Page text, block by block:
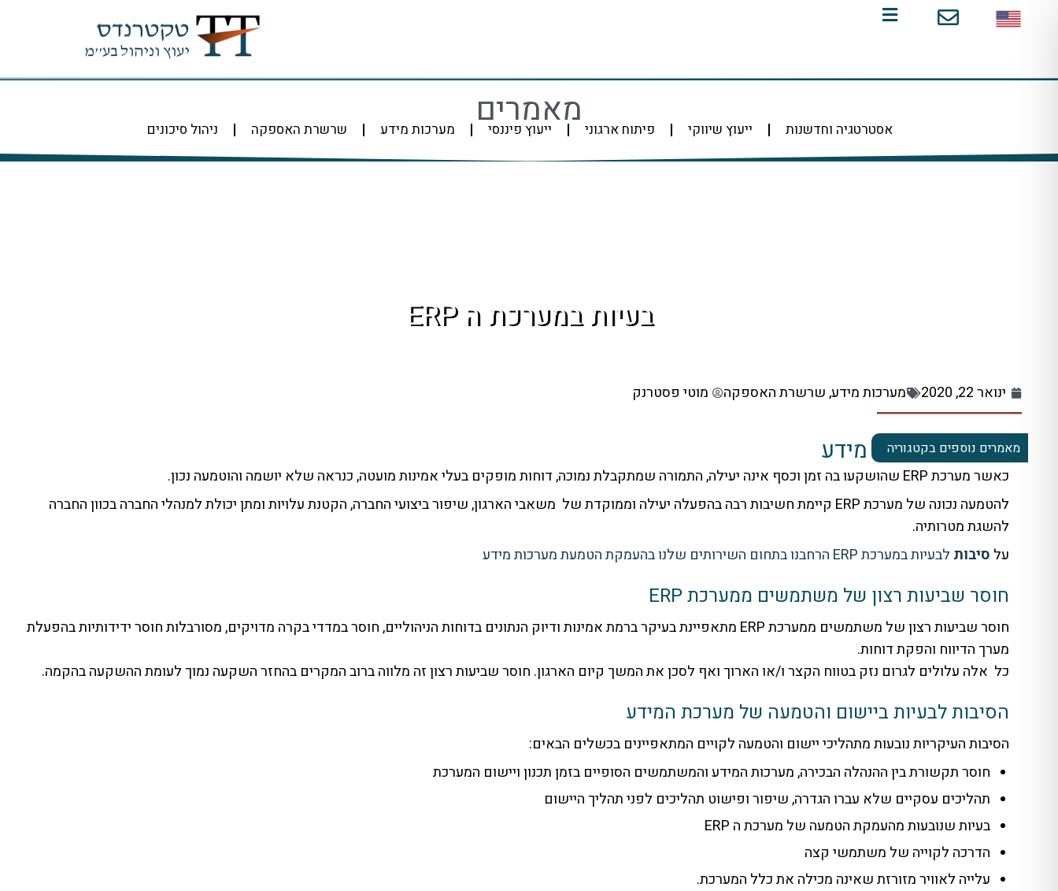
מאמרים אסטרטגיה וחדשנות ייעוץ שיווקי פיתוח ארגוני ייעוץ פיננסי מערכות מידע שרשרת האספקה ניהול סיכונים
בעיות במערכת ה ERP
ינואר 22, 2020 מערכות מידע,שרשרת האספקה מוטי פסטרנק
בעיות במערכת מידע
כאשר מערכת ERP שהושקעו בה זמן וכסף אינה יעילה, התמורה שמתקבלת נמוכה, דוחות מופקים בעלי אמינות מועטה, כנראה שלא יושמה והוטמעה נכון.
להטמעה נכונה של מערכת ERP קיימת חשיבות רבה בהפעלה יעילה וממוקדת של משאבי הארגון, שיפור ביצועי החברה, הקטנת עלויות ומתן יכולת למנהלי החברה בכוון החברה
להשגת מטרותיה.
על סיבות לבעיות במערכת ERP הרחבנו בתחום השירותים שלנו בהעמקת הטמעת מערכות מידע
חוסר שביעות רצון של משתמשים ממערכת ERP
חוסר שביעות רצון של משתמשים ממערכת ERP מתאפיינת בעיקר ברמת אמינות ודיוק הנתונים בדוחות הניהוליים, חוסר במדדי בקרה מדויקים, מסורבלות חוסר ידידותיות בהפעלת
מערך הדיווח והפקת דוחות.
כל אלה עלולים לגרום נזק בטווח הקצר ו/או הארוך ואף לסכן את המשך קיום הארגון. חוסר שביעות רצון זה מלווה ברוב המקרים בהחזר השקעה נמוך לעומת ההשקעה בהקמה.
הסיבות לבעיות ביישום והטמעה של מערכת המידע
הסיבות העיקריות נובעות מתהליכי יישום והטמעה לקויים המתאפיינים בכשלים הבאים:
חוסר תקשורת בין ההנהלה הבכירה, מערכות המידע והמשתמשים הסופיים בזמן תכנון ויישום המערכת
תהליכים עסקיים שלא עברו הגדרה, שיפור ופישוט תהליכים לפני תהליך היישום
בעיות שנובעות מהעמקת הטמעה של מערכת ה ERP
הדרכה לקוייה של משתמשי קצה
עלייה לאוויר מזורזת שאינה מכילה את כלל המערכת.
מאמרים נוספים בקטגוריה